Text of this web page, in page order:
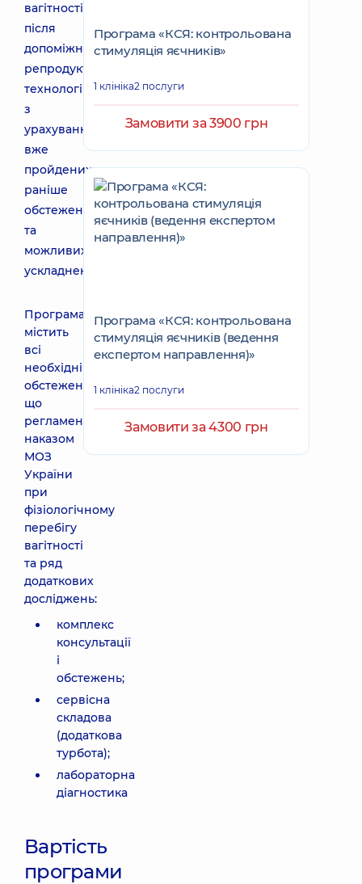
вагітності
після
допоміжних
репродуктивних
технологій,
з
урахуванням
вже
пройдених
раніше
обстежень
та
можливих
ускладнень.
Програма
містить
всі
необхідні
обстеження,
що
регламентовані
наказом
МОЗ
України
при
фізіологічному
перебігу
вагітності
та ряд
додаткових
досліджень:
комплекс
консультації
і
обстежень;
сервісна
складова
(додаткова
турбота);
лабораторна
діагностика
Вартість
програми
Програма «КСЯ: контрольована
стимуляція яєчників»
1 клініка2 послуги
Замовити за 3900 грн
Програма «КСЯ: контрольована
стимуляція яєчників (ведення
експертом направлення)»
1 клініка2 послуги
Замовити за 4300 грн